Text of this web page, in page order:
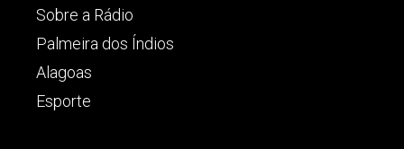
Sobre a Rádio
Palmeira dos Índios
Alagoas
Esporte